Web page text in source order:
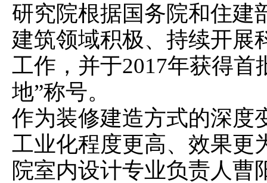
研究院根据国务院和住建
建筑领域积极、持续开展
工作，并于2017年获得首
地”称号。
作为装修建造方式的深度
工业化程度更高、效果更
院室内设计专业负责人曹